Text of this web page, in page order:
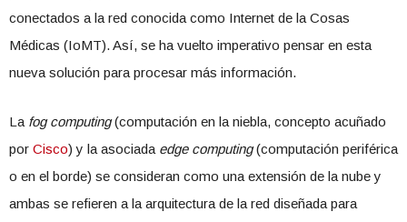
conectados a la red conocida como Internet de la Cosas
Médicas (IoMT). Así, se ha vuelto imperativo pensar en esta
nueva solución para procesar más información.
La fog computing(computación en la niebla, concepto acuñado
por Cisco) y la asociada edge computing(computación periférica
o en el borde) se consideran como una extensión de la nube y
ambas se refieren a la arquitectura de la red diseñada para